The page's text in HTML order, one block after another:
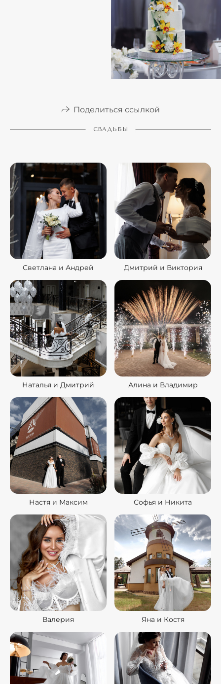
Поделиться ссылкой
СВАДЬБЫ
Светлана и Андрей Дмитрий и Виктория
Наталья и Дмитрий Алина и Владимир
Настя и Максим Софья и Никита
Валерия Яна и Костя